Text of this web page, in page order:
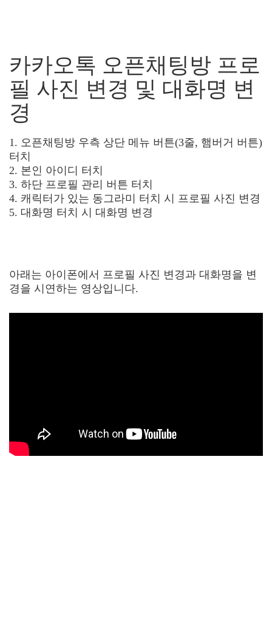
카카오톡 오픈채팅방 프로
필 사진 변경 및 대화명 변
경
1. 오픈채팅방 우측 상단 메뉴 버튼(3줄, 햄버거 버튼)
터치
2. 본인 아이디 터치
3. 하단 프로필 관리 버튼 터치
4. 캐릭터가 있는 동그라미 터치 시 프로필 사진 변경
5. 대화명 터치 시 대화명 변경
아래는 아이폰에서 프로필 사진 변경과 대화명을 변
경을 시연하는 영상입니다.